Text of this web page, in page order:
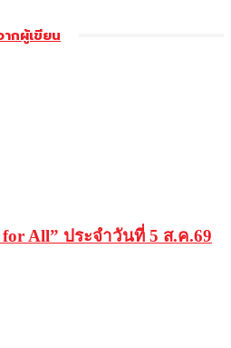
ากผู้เขียน
All” ประจำวันที่ 5 ส.ค.69